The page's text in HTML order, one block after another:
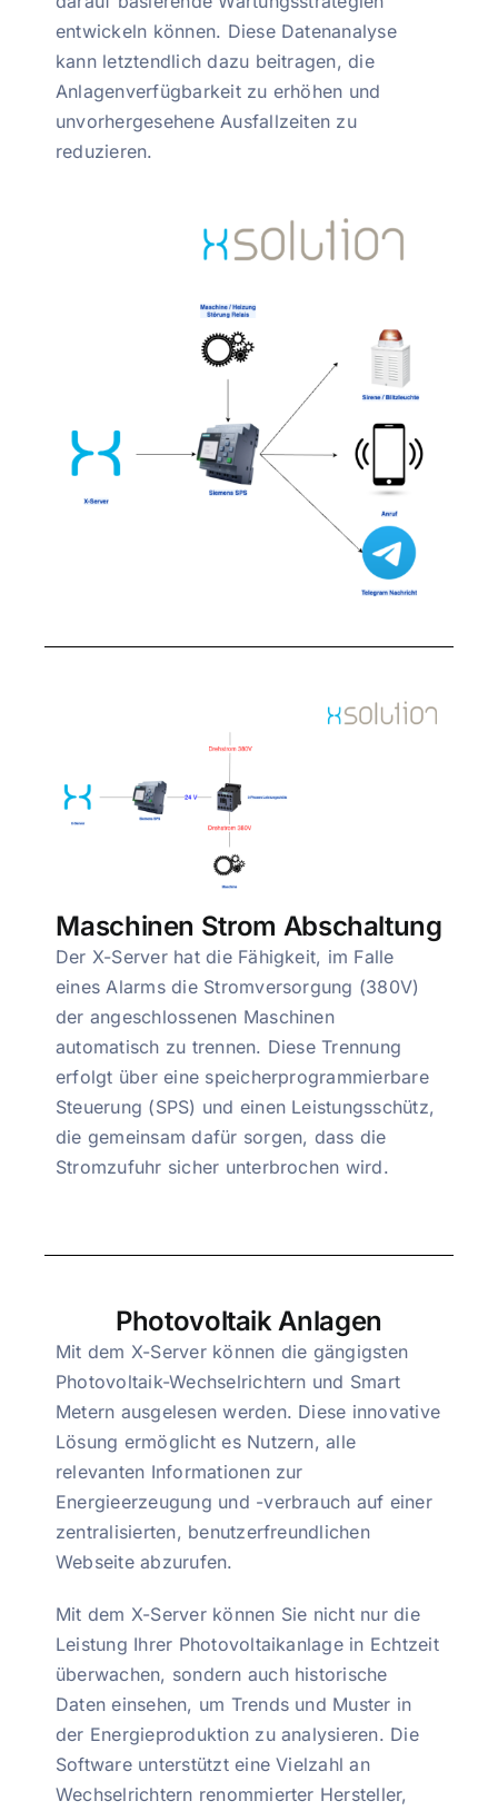
entwickeln können. Diese Datenanalyse
kann letztendlich dazu beitragen, die
Anlagenverfügbarkeit zu erhöhen und
unvorhergesehene Ausfallzeiten zu
reduzieren.
Maschinen Strom Abschaltung
Der X-Server hat die Fähigkeit, im Falle
eines Alarms die Stromversorgung (380V)
der angeschlossenen Maschinen
automatisch zu trennen. Diese Trennung
erfolgt über eine speicherprogrammierbare
Steuerung (SPS) und einen Leistungsschütz,
die gemeinsam dafür sorgen, dass die
Stromzufuhr sicher unterbrochen wird.
Photovoltaik Anlagen
Mit dem X-Server können die gängigsten
Photovoltaik-Wechselrichtern und Smart
Metern ausgelesen werden. Diese innovative
Lösung ermöglicht es Nutzern, alle
relevanten Informationen zur
Energieerzeugung und -verbrauch auf einer
zentralisierten, benutzerfreundlichen
Webseite abzurufen.
Mit dem X-Server können Sie nicht nur die
Leistung Ihrer Photovoltaikanlage in Echtzeit
überwachen, sondern auch historische
Daten einsehen, um Trends und Muster in
der Energieproduktion zu analysieren. Die
Software unterstützt eine Vielzahl an
Wechselrichtern renommierter Hersteller,